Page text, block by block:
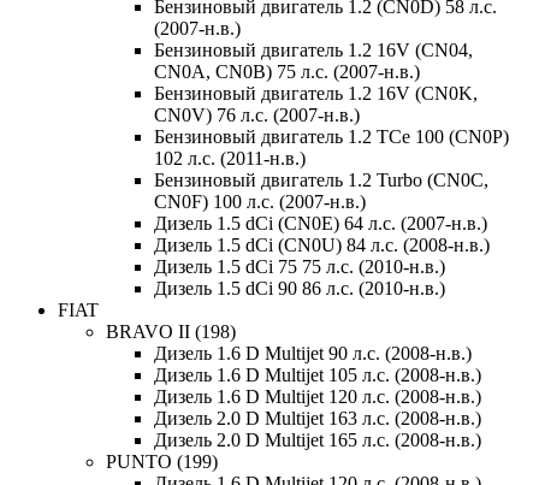
Бензиновый двигатель 1.2 (CN0D) 58 л.с.
(2007-н.в.)
Бензиновый двигатель 1.2 16V (CN04,
CN0A, CN0B) 75 л.с. (2007-н.в.)
Бензиновый двигатель 1.2 16V (CN0K,
CN0V) 76 л.с. (2007-н.в.)
Бензиновый двигатель 1.2 TCe 100 (CN0P)
102 л.с. (2011-н.в.)
Бензиновый двигатель 1.2 Turbo (CN0C,
CN0F) 100 л.с. (2007-н.в.)
Дизель 1.5 dCi (CN0E) 64 л.с. (2007-н.в.)
Дизель 1.5 dCi (CN0U) 84 л.с. (2008-н.в.)
Дизель 1.5 dCi 75 75 л.с. (2010-н.в.)
Дизель 1.5 dCi 90 86 л.с. (2010-н.в.)
FIAT
BRAVO II (198)
Дизель 1.6 D Multijet 90 л.с. (2008-н.в.)
Дизель 1.6 D Multijet 105 л.с. (2008-н.в.)
Дизель 1.6 D Multijet 120 л.с. (2008-н.в.)
Дизель 2.0 D Multijet 163 л.с. (2008-н.в.)
Дизель 2.0 D Multijet 165 л.с. (2008-н.в.)
PUNTO (199)